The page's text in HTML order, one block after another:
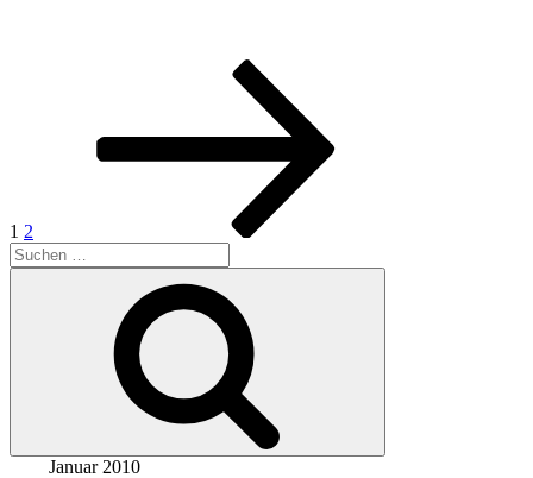
Seitennummerierung
Beiträge
1 2
Suche
nach:
Januar 2010